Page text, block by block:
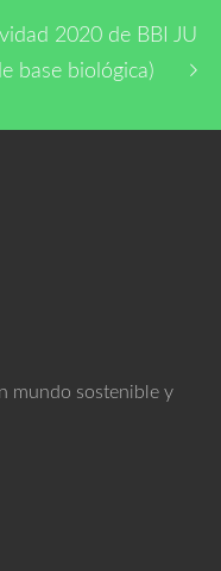
2020 de BBI JU
base biológica)
mundo sostenible y